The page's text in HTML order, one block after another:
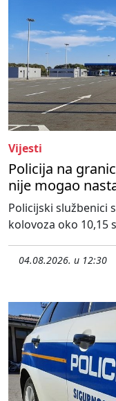
Vijesti
Policija na
nije mogao
Policijski službenici
kolovoza oko 10,15
04.08.2026. u 12:30